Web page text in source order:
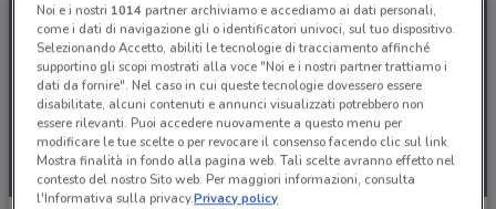
Noi e i nostri 1014partner archiviamo e accediamo ai dati personali,
come i dati di navigazione gli o identificatori univoci, sul tuo dispositivo.
Selezionando Accetto, abiliti le tecnologie di tracciamento affinché
supportino gli scopi mostrati alla voce "Noi e i nostri partner trattiamo i
dati da fornire". Nel caso in cui queste tecnologie dovessero essere
disabilitate, alcuni contenuti e annunci visualizzati potrebbero non
essere rilevanti. Puoi accedere nuovamente a questo menu per
modificare le tue scelte o per revocare il consenso facendo clic sul link
Mostra finalità in fondo alla pagina web. Tali scelte avranno effetto nel
contesto del nostro Sito web. Per maggiori informazioni, consulta
l'Informativa sulla privacy.Privacy policy